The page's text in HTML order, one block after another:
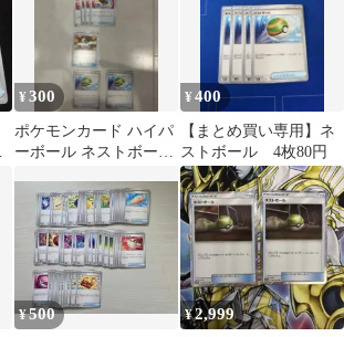
¥300
ポケモンカード ハイパ
ーボール ネストボール
¥400
【まとめ買い専用】ネ
ストボール 4枚80円
¥500 ¥2,999